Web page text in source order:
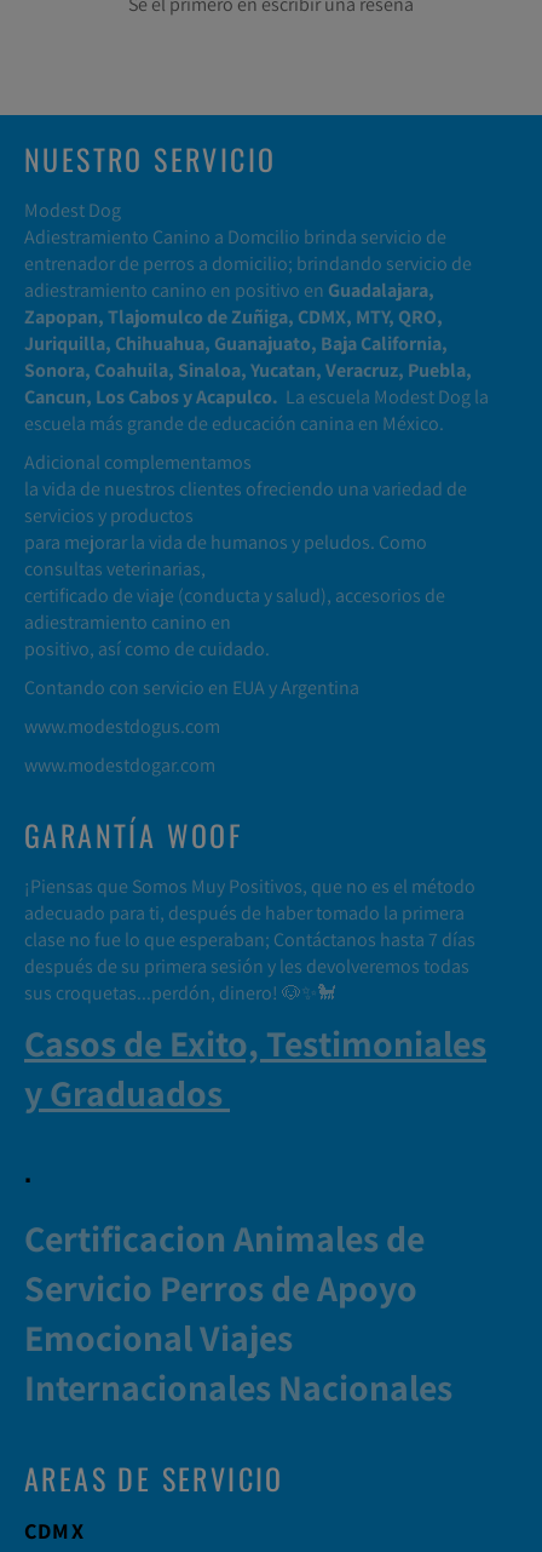
NUESTRO SERVICIO
Modest Dog
Adiestramiento Canino a Domcilio brinda servicio de
entrenador de perros a domicilio; brindando servicio de
adiestramiento canino en positivo en Guadalajara,
Zapopan, Tlajomulco de Zuñiga, CDMX, MTY, QRO,
Juriquilla, Chihuahua, Guanajuato, Baja California,
Sonora, Coahuila, Sinaloa, Yucatan, Veracruz, Puebla,
Cancun, Los Cabos y Acapulco. La escuela Modest Dog la
escuela más grande de educación canina en México.
Adicional complementamos
la vida de nuestros clientes ofreciendo una variedad de
servicios y productos
para mejorar la vida de humanos y peludos. Como
consultas veterinarias,
certificado de viaje (conducta y salud), accesorios de
adiestramiento canino en
positivo, así como de cuidado.
Contando con servicio en EUA y Argentina
www.modestdogus.com
www.modestdogar.com
GARANTÍA WOOF
¡Piensas que Somos Muy Positivos, que no es el método
adecuado para ti, después de haber tomado la primera
clase no fue lo que esperaban; Contáctanos hasta 7 días
después de su primera sesión y les devolveremos todas
sus croquetas...perdón, dinero! 🐶✨🐩
Casos de Exito, Testimoniales
y Graduados
.
Certificacion Animales de
Servicio Perros de Apoyo
Emocional Viajes
Internacionales Nacionales
AREAS DE SERVICIO
CDMX